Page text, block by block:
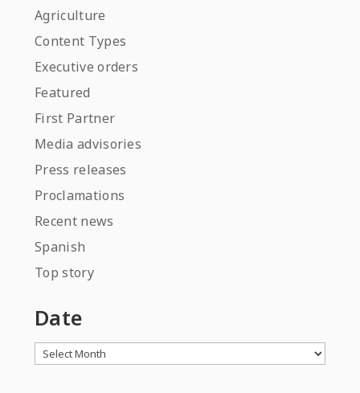
Agriculture
Content Types
Executive orders
Featured
First Partner
Media advisories
Press releases
Proclamations
Recent news
Spanish
Top story
Date
Archives